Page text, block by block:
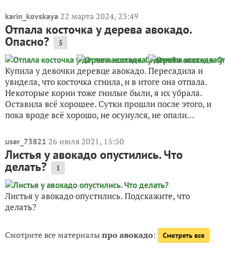
karin_kovskaya 22 марта 2024, 23:49
Отпала косточка у дерева авокадо.
Опасно? 5
Купила у девочки деревце авокадо. Пересадила и
увидела, что косточка сгнила, и в итоге она отпала.
Некоторые корни тоже гнилые были, я их убрала.
Оставила всё хорошее. Сутки прошли после этого, и
пока вроде всё хорошо, не осунулся, не опали...
user_73821 26 июля 2021, 15:50
Листья у авокадо опустились. Что
делать? 1
Листья у авокадо опустились. Подскажите, что
делать?
Смотрите все материалыпро авокадо: Смотреть все